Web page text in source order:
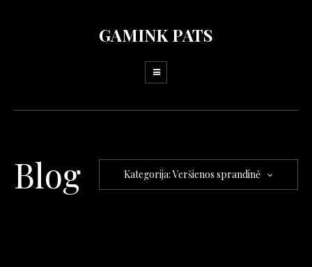
GAMINK PATS
Blog Kategorija: Veršienos sprandinė